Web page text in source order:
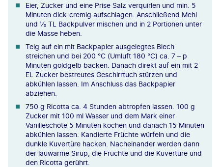
Eier, Zucker und eine Prise Salz verquirlen und min. 5
Minuten dick-cremig aufschlagen. Anschließend Mehl
und ½ TL Backpulver mischen und in 2 Portionen unter
die Masse heben.
Teig auf ein mit Backpapier ausgelegtes Blech
streichen und bei 200 °C (Umluft 180 °C) ca. 7 – p
Minuten goldgelb backen. Danach direkt auf ein mit 2
EL Zucker bestreutes Geschirrtuch stürzen und
abkühlen lassen. Im Anschluss das Backpapier
abziehen.
750 g Ricotta ca. 4 Stunden abtropfen lassen. 100 g
Zucker mit 100 ml Wasser und dem Mark einer
Vanilleschote 5 Minuten kochen und danach 15 Minuten
abkühlen lassen. Kandierte Früchte würfeln und die
dunkle Kuvertüre hacken. Nacheinander werden dann
der lauwarme Sirup, die Früchte und die Kuvertüre und
den Ricotta gerührt.